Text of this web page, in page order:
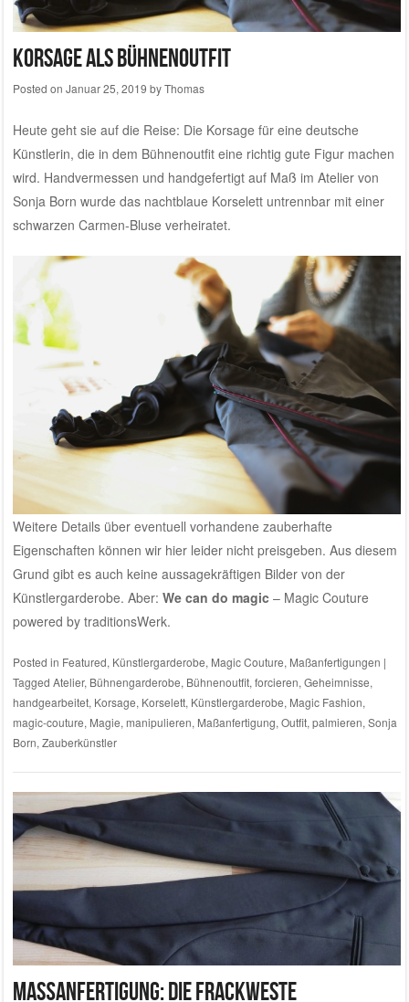
Korsage als Bühnenoutfit
Posted on Januar 25, 2019 byThomas
Heute geht sie auf die Reise: Die Korsage für eine deutsche
Künstlerin, die in dem Bühnenoutfit eine richtig gute Figur machen
wird. Handvermessen und handgefertigt auf Maß im Atelier von
Sonja Born wurde das nachtblaue Korselett untrennbar mit einer
schwarzen Carmen-Bluse verheiratet.
Weitere Details über eventuell vorhandene zauberhafte
Eigenschaften können wir hier leider nicht preisgeben. Aus diesem
Grund gibt es auch keine aussagekräftigen Bilder von der
Künstlergarderobe. Aber: We can do magic– Magic Couture
powered by traditionsWerk.
Posted in Featured, Künstlergarderobe, Magic Couture, Maßanfertigungen |
Tagged Atelier, Bühnengarderobe, Bühnenoutfit, forcieren, Geheimnisse,
handgearbeitet, Korsage, Korselett, Künstlergarderobe, Magic Fashion,
magic-couture, Magie, manipulieren, Maßanfertigung, Outfit, palmieren, Sonja
Born, Zauberkünstler
Maßanfertigung: Die Frackweste